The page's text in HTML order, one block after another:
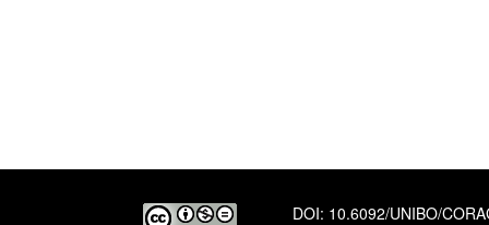
DOI: 10.6092/UNIBO/